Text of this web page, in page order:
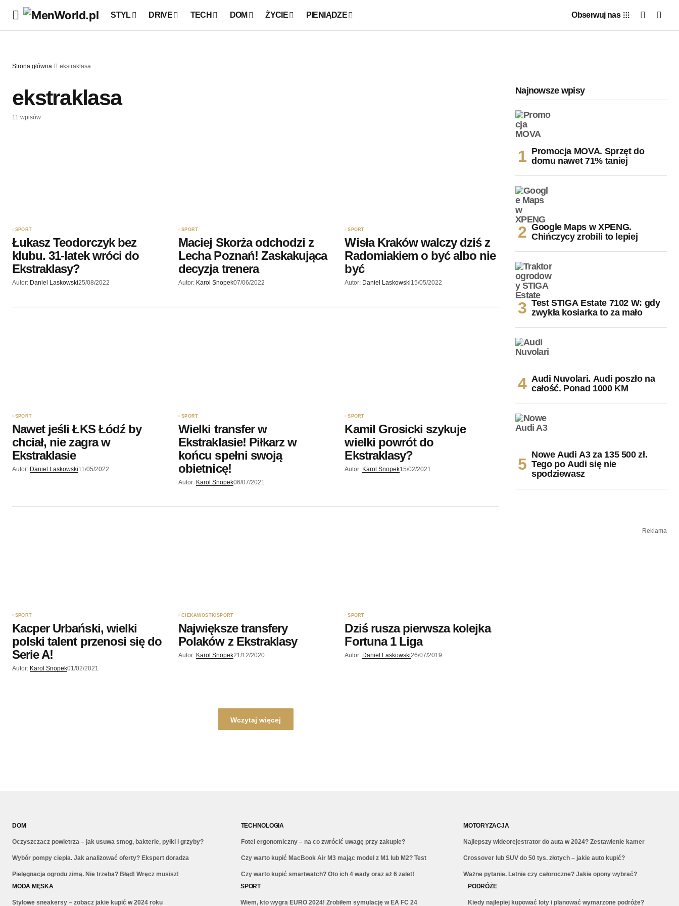
STYL DRIVE TECH DOM ŻYCIE PIENIĄDZE Obserwuj nas
Strona główna ekstraklasa
ekstraklasa
11 wpisów
SPORT
Łukasz Teodorczyk bez
klubu. 31-latek wróci do
Ekstraklasy?
Autor: Daniel Laskowski25/08/2022
SPORT
Maciej Skorża odchodzi z
Lecha Poznań! Zaskakująca
decyzja trenera
Autor: Karol Snopek07/06/2022
SPORT
Wisła Kraków walczy dziś z
Radomiakiem o być albo nie
być
Autor: Daniel Laskowski15/05/2022
SPORT
Nawet jeśli ŁKS Łódź by
chciał, nie zagra w
Ekstraklasie
Autor: Daniel Laskowski11/05/2022
SPORT
Wielki transfer w
Ekstraklasie! Piłkarz w
końcu spełni swoją
obietnicę!
Autor: Karol Snopek06/07/2021
SPORT
Kamil Grosicki szykuje
wielki powrót do
Ekstraklasy?
Autor: Karol Snopek15/02/2021
SPORT
Kacper Urbański, wielki
polski talent przenosi się do
Serie A!
Autor: Karol Snopek01/02/2021
CIEKAWOSTKISPORT
Największe transfery
Polaków z Ekstraklasy
Autor: Karol Snopek21/12/2020
SPORT
Dziś rusza pierwsza kolejka
Fortuna 1 Liga
Autor: Daniel Laskowski26/07/2019
Wczytaj więcej
Najnowsze wpisy
Promocja MOVA. Sprzęt do
domu nawet 71% taniej
Google Maps w XPENG.
Chińczycy zrobili to lepiej
Test STIGA Estate 7102 W: gdy
zwykła kosiarka to za mało
Audi Nuvolari. Audi poszło na
całość. Ponad 1000 KM
Nowe Audi A3 za 135 500 zł.
Tego po Audi się nie
spodziewasz
Reklama
DOM
Oczyszczacz powietrza – jak usuwa smog, bakterie, pyłki i grzyby?
Wybór pompy ciepła. Jak analizować oferty? Ekspert doradza
Pielęgnacja ogrodu zimą. Nie trzeba? Błąd! Wręcz musisz!
TECHNOLOGIA
Fotel ergonomiczny – na co zwrócić uwagę przy zakupie?
Czy warto kupić MacBook Air M3 mając model z M1 lub M2? Test
Czy warto kupić smartwatch? Oto ich 4 wady oraz aż 6 zalet!
MOTORYZACJA
Najlepszy wideorejestrator do auta w 2024? Zestawienie kamer
Crossover lub SUV do 50 tys. złotych – jakie auto kupić?
Ważne pytanie. Letnie czy całoroczne? Jakie opony wybrać?
MODA MĘSKA
Stylowe sneakersy – zobacz jakie kupić w 2024 roku
SPORT
Wiem, kto wygra EURO 2024! Zrobiłem symulację w EA FC 24
PODRÓŻE
Kiedy najlepiej kupować loty i planować wymarzone podróże?